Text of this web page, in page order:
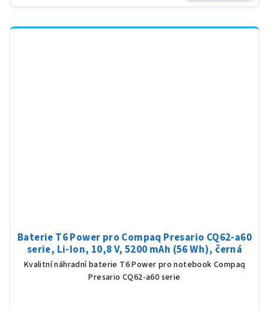
Baterie T6 Power pro Compaq Presario CQ62-a60
serie, Li-Ion, 10,8 V, 5200 mAh (56 Wh), černá
Kvalitní náhradní baterie T6 Power pro notebook Compaq
Presario CQ62-a60 serie